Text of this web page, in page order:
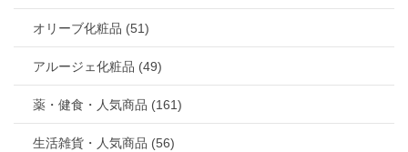
オリーブ化粧品 (51)
アルージェ化粧品 (49)
薬・健食・人気商品 (161)
生活雑貨・人気商品 (56)